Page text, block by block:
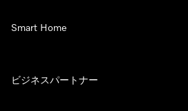
Smart Home
ビジネスパートナー